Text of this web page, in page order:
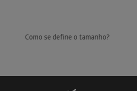
Como se define o tamanho?